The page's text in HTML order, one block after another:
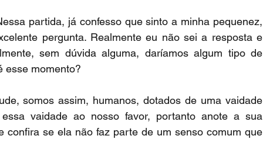
partida, já confesso que sinto a minha pequenez,
pergunta. Realmente eu não sei a resposta e
sem dúvida alguma, daríamos algum tipo de
esse momento?
somos assim, humanos, dotados de uma vaidade
vaidade ao nosso favor, portanto anote a sua
confira se ela não faz parte de um senso comum que